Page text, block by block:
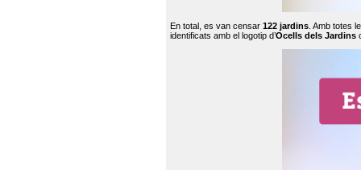
En total, es van censar 122 jardins . Amb totes
identificats amb el logotip d’Ocells dels Jardins